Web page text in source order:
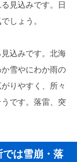
見込みです。日
しょう。
込みです。北海
雪やにわか雨の
りやすく、所々
です。落雷、突
は雪崩・落